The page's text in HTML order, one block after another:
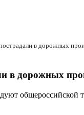
в дорожных
в дорожных